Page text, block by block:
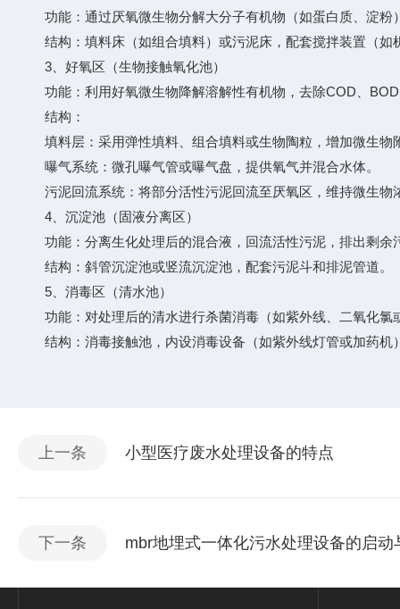
功能：通过厌氧微生物分解大分子有机物（如蛋白质、淀粉
结构：填料床（如组合填料）或污泥床，配套搅拌装置（如
3、好氧区（生物接触氧化池）
功能：利用好氧微生物降解溶解性有机物，去除COD、BOD
结构：
填料层：采用弹性填料、组合填料或生物陶粒，增加微生物
曝气系统：微孔曝气管或曝气盘，提供氧气并混合水体。
污泥回流系统：将部分活性污泥回流至厌氧区，维持微生物
4、沉淀池（固液分离区）
功能：分离生化处理后的混合液，回流活性污泥，排出剩余
结构：斜管沉淀池或竖流沉淀池，配套污泥斗和排泥管道。
5、消毒区（清水池）
功能：对处理后的清水进行杀菌消毒（如紫外线、二氧化氯
结构：消毒接触池，内设消毒设备（如紫外线灯管或加药机
上一条 小型医疗废水处理设备的特点
下一条 mbr地埋式一体化污水处理设备的启动